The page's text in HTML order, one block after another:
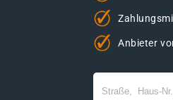
Anbieter